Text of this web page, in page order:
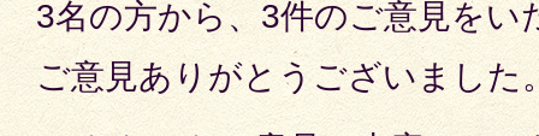
3名の方から、3件のご意見をい
ご意見ありがとうございました